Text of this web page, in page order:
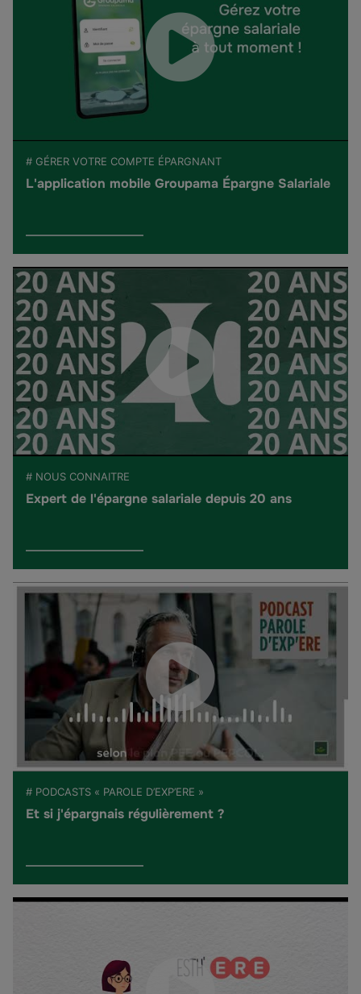
# GÉRER VOTRE COMPTE ÉPARGNANT
L'application mobile Groupama Épargne Salariale
# NOUS CONNAITRE
Expert de l'épargne salariale depuis 20 ans
# PODCASTS « PAROLE D’EXP’ERE »
Et si j'épargnais régulièrement ?